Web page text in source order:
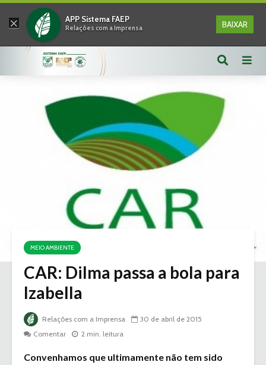
× APP Sistema FAEP
Relações com a Imprensa BAIXAR
MEIO AMBIENTE
CAR: Dilma passa a bola para
Izabella
Relações com a Imprensa
30 de abril de 2015
Comentar
2 min. leitura
Convenhamos que ultimamente não tem sido